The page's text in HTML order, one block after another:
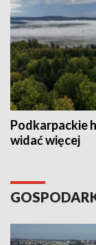
Podkarpackie
widać więcej